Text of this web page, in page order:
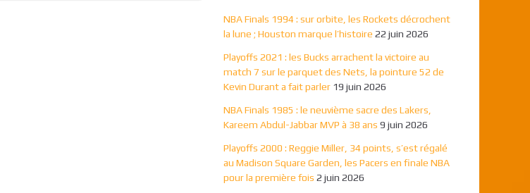
NBA Finals 1994 : sur orbite, les Rockets décrochent
la lune ; Houston marque l’histoire 22 juin 2026
Playoffs 2021 : les Bucks arrachent la victoire au
match 7 sur le parquet des Nets, la pointure 52 de
Kevin Durant a fait parler 19 juin 2026
NBA Finals 1985 : le neuvième sacre des Lakers,
Kareem Abdul-Jabbar MVP à 38 ans 9 juin 2026
Playoffs 2000 : Reggie Miller, 34 points, s’est régalé
au Madison Square Garden, les Pacers en finale NBA
pour la première fois 2 juin 2026